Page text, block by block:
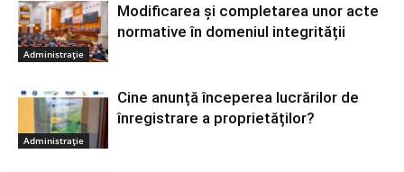
Administrație
Modificarea și completarea unor acte
normative în domeniul integrității
Administrație
Cine anunță începerea lucrărilor de
înregistrare a proprietăților?